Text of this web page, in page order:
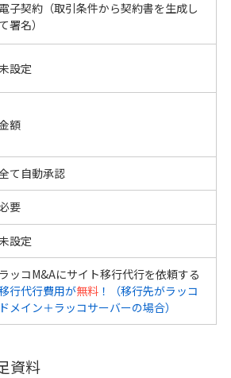
電子契約（取引条件から契約書を生成し
て署名）
設定
額
て自動承認
要
設定
ラッコM&Aにサイト移行代行を依頼する
行代行費用が無料！（移行先がラッコ
ドメイン＋ラッコサーバーの場合）
資料